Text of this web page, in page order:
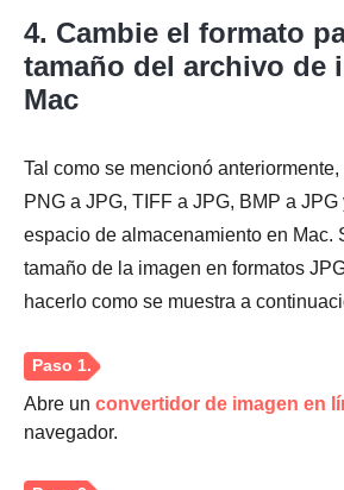
Paso 2.
Paso 3.
4. Cambie el formato
tamaño del archivo de
Mac
Tal como se mencionó
PNG a JPG, TIFF a JPG, BMP a
espacio de almacenamiento en Mac.
tamaño de la imagen en formatos
hacerlo como se muestra a
Abre un convertidor de imagen en
navegador.